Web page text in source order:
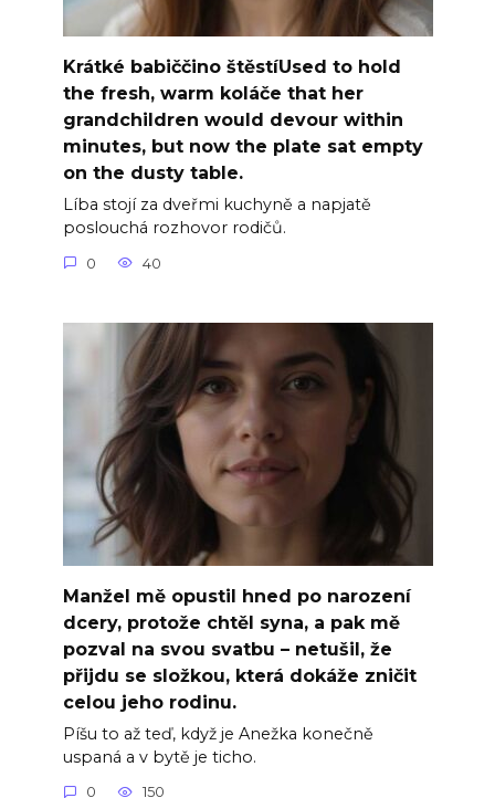
Krátké babiččino štěstíUsed to hold
the fresh, warm koláče that her
grandchildren would devour within
minutes, but now the plate sat empty
on the dusty table.
Líba stojí za dveřmi kuchyně a napjatě
poslouchá rozhovor rodičů.
0 40
Manžel mě opustil hned po narození
dcery, protože chtěl syna, a pak mě
pozval na svou svatbu – netušil, že
přijdu se složkou, která dokáže zničit
celou jeho rodinu.
Píšu to až teď, když je Anežka konečně
uspaná a v bytě je ticho.
0 150